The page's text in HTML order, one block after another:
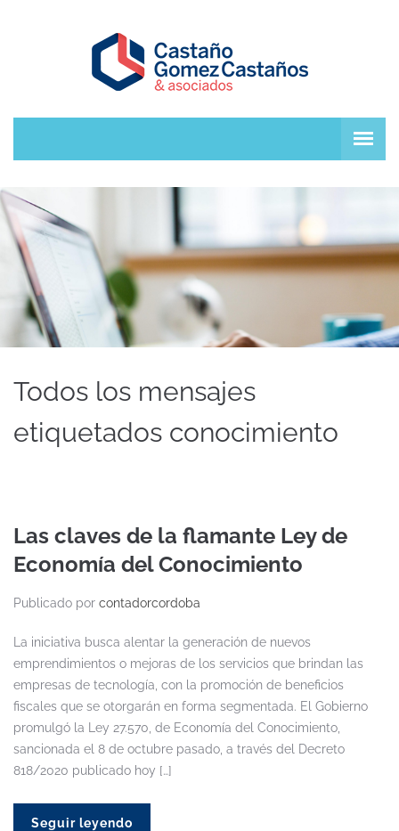
Todos los mensajes
etiquetados conocimiento
Las claves de la flamante Ley de
Economía del Conocimiento
Publicado por contadorcordoba
La iniciativa busca alentar la generación de nuevos
emprendimientos o mejoras de los servicios que brindan las
empresas de tecnología, con la promoción de beneficios
fiscales que se otorgarán en forma segmentada. El Gobierno
promulgó la Ley 27.570, de Economía del Conocimiento,
sancionada el 8 de octubre pasado, a través del Decreto
818/2020 publicado hoy […]
Seguir leyendo